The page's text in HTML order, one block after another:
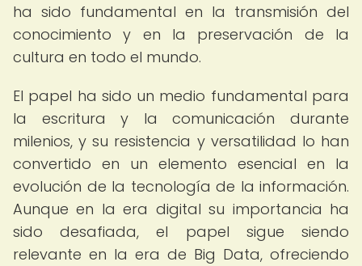
ha sido fundamental en la transmisión del
conocimiento y en la preservación de la
cultura en todo el mundo.
El papel ha sido un medio fundamental para
la escritura y la comunicación durante
milenios, y su resistencia y versatilidad lo han
convertido en un elemento esencial en la
evolución de la tecnología de la información.
Aunque en la era digital su importancia ha
sido desafiada, el papel sigue siendo
relevante en la era de Big Data, ofreciendo